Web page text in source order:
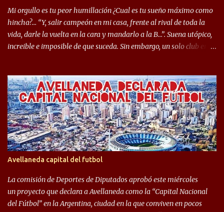
Seleccionado Argentino, rendimiento que aún no ha logrado
mostrar en Independiente. En e...
Mi orgullo es tu peor humillación ¿Cual es tu sueño máximo como
hincha?… “Y, salir campeón en mi casa, frente al rival de toda la
vida, darle la vuelta en la cara y mandarlo a la B…”. Suena utópico,
increible e imposible de que suceda. Sin embargo, un solo club en el
campeonato del '83 año consagratorio para el Rojo y, por el otro, el
haber mandado al descenso a su eterno rival. 22 de diciembre de
1983 es una fecha que pocos hinchas de Independiente pueden
dejar en el olvido. Es que ese día, el "Rojo" derrotó a Racing por 2 a
0, se consagró campeón y, además, mandó al descenso a su eterno
rival. El clásico de Avellaneda marcó el epílogo del campeonato,
algo totalmente inusual para estas épocas, donde la violencia no
permite encuentros de riesgo sobre el final de los torneos. En la
década del ochenta y con una democracia flo...
Avellaneda capital del futbol
La comisión de Deportes de Diputados aprobó este miércoles
un proyecto que declara a Avellaneda como la “Capital Nacional
del Fútbol” en la Argentina, ciudad en la que conviven en pocos